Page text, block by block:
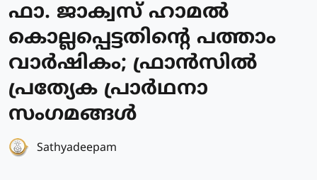
ഫാ. ജാക്വസ് ഹാമല്‍
കൊല്ലപ്പെട്ടതിന്റെ പത്താം
വാര്‍ഷികം; ഫ്രാന്‍സില്‍
പ്രത്യേക പ്രാർഥനാ
സംഗമങ്ങള്‍
Sathyadeepam